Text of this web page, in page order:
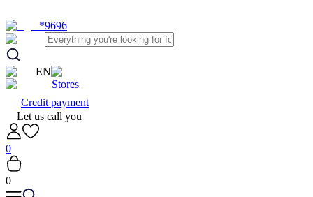
*9696
EN
Stores
Credit payment
Let us call you
0
0